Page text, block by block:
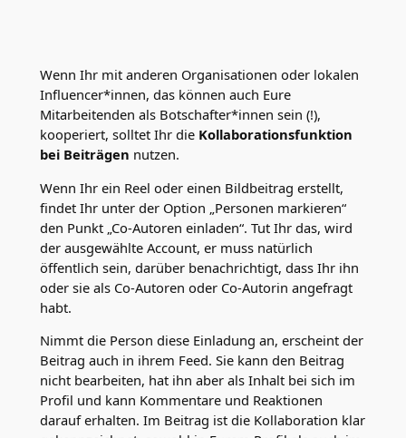
Wenn Ihr mit anderen Organisationen oder lokalen
Influencer*innen, das können auch Eure
Mitarbeitenden als Botschafter*innen sein (!),
kooperiert, solltet Ihr die Kollaborationsfunktion
bei Beiträgen nutzen.
Wenn Ihr ein Reel oder einen Bildbeitrag erstellt,
findet Ihr unter der Option „Personen markieren“
den Punkt „Co-Autoren einladen“. Tut Ihr das, wird
der ausgewählte Account, er muss natürlich
öffentlich sein, darüber benachrichtigt, dass Ihr ihn
oder sie als Co-Autoren oder Co-Autorin angefragt
habt.
Nimmt die Person diese Einladung an, erscheint der
Beitrag auch in ihrem Feed. Sie kann den Beitrag
nicht bearbeiten, hat ihn aber als Inhalt bei sich im
Profil und kann Kommentare und Reaktionen
darauf erhalten. Im Beitrag ist die Kollaboration klar